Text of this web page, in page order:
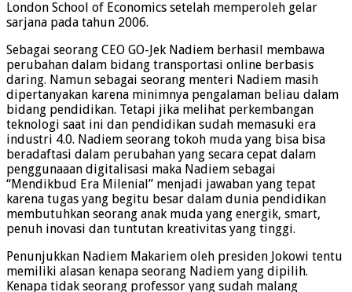
London School of Economics setelah memperoleh gelar
sarjana pada tahun 2006.
Sebagai seorang CEO GO-Jek Nadiem berhasil membawa
perubahan dalam bidang transportasi online berbasis
daring. Namun sebagai seorang menteri Nadiem masih
dipertanyakan karena minimnya pengalaman beliau dalam
bidang pendidikan. Tetapi jika melihat perkembangan
teknologi saat ini dan pendidikan sudah memasuki era
industri 4.0. Nadiem seorang tokoh muda yang bisa bisa
beradaftasi dalam perubahan yang secara cepat dalam
penggunaaan digitalisasi maka Nadiem sebagai
“Mendikbud Era Milenial” menjadi jawaban yang tepat
karena tugas yang begitu besar dalam dunia pendidikan
membutuhkan seorang anak muda yang energik, smart,
penuh inovasi dan tuntutan kreativitas yang tinggi.
Penunjukkan Nadiem Makariem oleh presiden Jokowi tentu
memiliki alasan kenapa seorang Nadiem yang dipilih.
Kenapa tidak seorang professor yang sudah malang